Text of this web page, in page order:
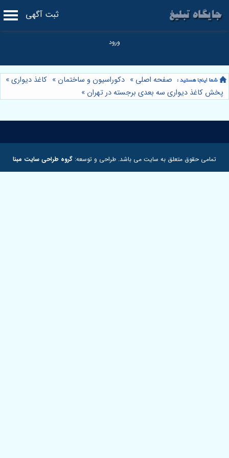
ثبت آگهی
صفحه اصلی » دکوراسیون و ساختمان » کاغذ دیواری»
پخش کاغذ دیواری سه بعدی برجسته در تهران »
تمامی حقوق متعلق به سایت می باشد. طراحی و توسعه: گروه طراحی سایت مبنا